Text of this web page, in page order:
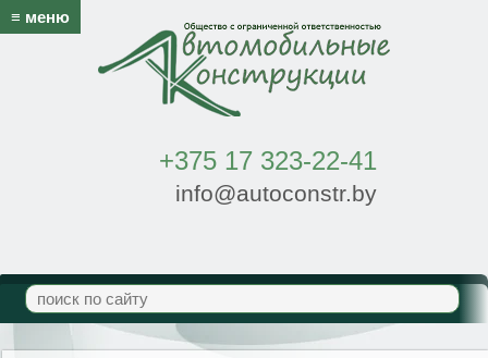
≡ меню
+375 17 323-22-41
info@autoconstr.by